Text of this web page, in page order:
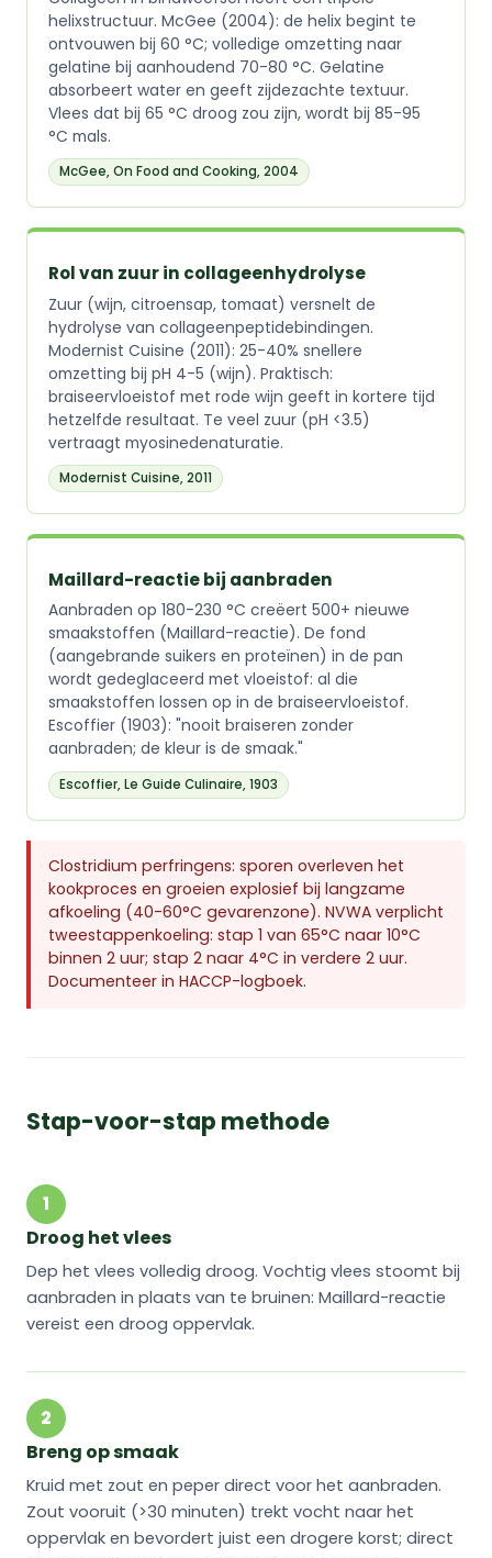
helixstructuur. McGee (2004): de helix begint te
ontvouwen bij 60 °C; volledige omzetting naar
gelatine bij aanhoudend 70-80 °C. Gelatine
absorbeert water en geeft zijdezachte textuur.
Vlees dat bij 65 °C droog zou zijn, wordt bij 85-95
°C mals.
McGee, On Food and Cooking, 2004
Rol van zuur in collageenhydrolyse
Zuur (wijn, citroensap, tomaat) versnelt de
hydrolyse van collageenpeptidebindingen.
Modernist Cuisine (2011): 25-40% snellere
omzetting bij pH 4-5 (wijn). Praktisch:
braiseervloeistof met rode wijn geeft in kortere tijd
hetzelfde resultaat. Te veel zuur (pH <3.5)
vertraagt myosinedenaturatie.
Modernist Cuisine, 2011
Maillard-reactie bij aanbraden
Aanbraden op 180-230 °C creëert 500+ nieuwe
smaakstoffen (Maillard-reactie). De fond
(aangebrande suikers en proteïnen) in de pan
wordt gedeglaceerd met vloeistof: al die
smaakstoffen lossen op in de braiseervloeistof.
Escoffier (1903): "nooit braiseren zonder
aanbraden; de kleur is de smaak."
Escoffier, Le Guide Culinaire, 1903
Clostridium perfringens: sporen overleven het
kookproces en groeien explosief bij langzame
afkoeling (40-60°C gevarenzone). NVWA verplicht
tweestappenkoeling: stap 1 van 65°C naar 10°C
binnen 2 uur; stap 2 naar 4°C in verdere 2 uur.
Documenteer in HACCP-logboek.
Stap-voor-stap methode
1
Droog het vlees
Dep het vlees volledig droog. Vochtig vlees stoomt bij
aanbraden in plaats van te bruinen: Maillard-reactie
vereist een droog oppervlak.
2
Breng op smaak
Kruid met zout en peper direct voor het aanbraden.
Zout vooruit (>30 minuten) trekt vocht naar het
oppervlak en bevordert juist een drogere korst; direct